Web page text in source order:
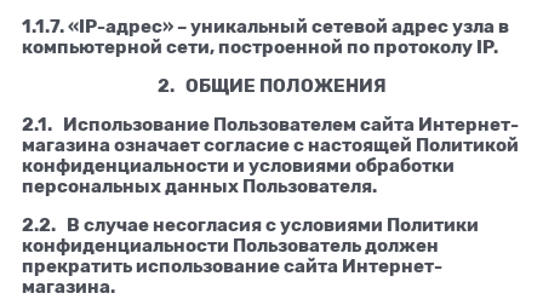
1.1.7. «IP-адрес» – уникальный сетевой адрес узла в
компьютерной сети, построенной по протоколу IP.
2. ОБЩИЕ ПОЛОЖЕНИЯ
2.1. Использование Пользователем сайта Интернет-
магазина означает согласие с настоящей Политикой
конфиденциальности и условиями обработки
персональных данных Пользователя.
2.2. В случае несогласия с условиями Политики
конфиденциальности Пользователь должен
прекратить использование сайта Интернет-
магазина.